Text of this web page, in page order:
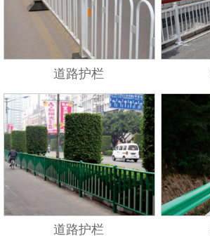
道路护栏
道路护栏